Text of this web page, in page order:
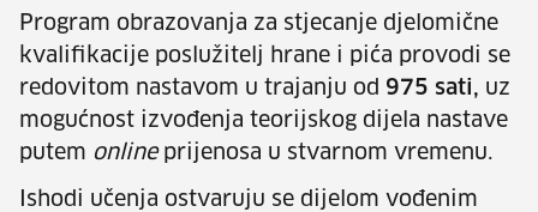
Program obrazovanja za stjecanje djelomične
kvalifikacije poslužitelj hrane i pića provodi se
redovitom nastavom u trajanju od 975 sati, uz
mogućnost izvođenja teorijskog dijela nastave
putem onlineprijenosa u stvarnom vremenu.
Ishodi učenja ostvaruju se dijelom vođenim